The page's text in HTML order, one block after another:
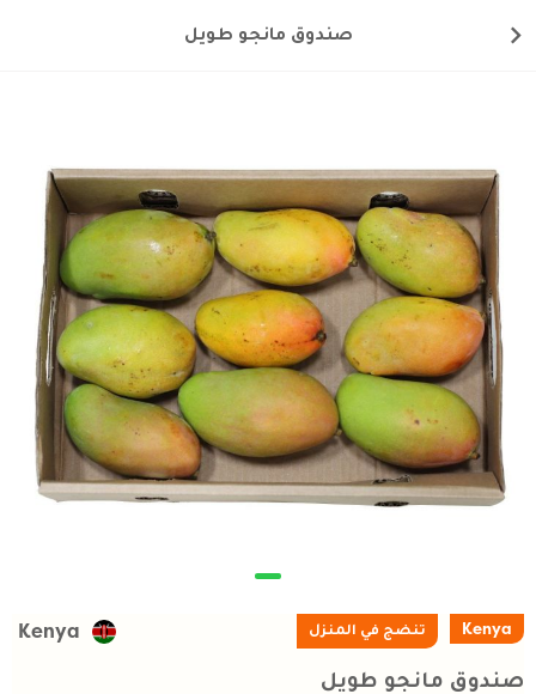
صندوق مانجو طويل
Kenya تنضج في المنزل Kenya
صندوق مانجو طويل